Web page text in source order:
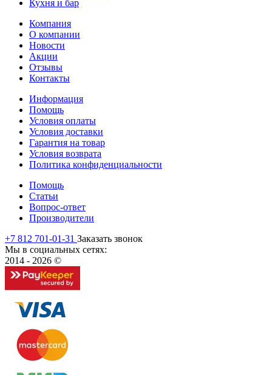
Кухня и бар
Компания
О компании
Новости
Акции
Отзывы
Контакты
Информация
Помощь
Условия оплаты
Условия доставки
Гарантия на товар
Условия возврата
Политика конфиденциальности
Помощь
Статьи
Вопрос-ответ
Производители
+7 812 701-01-31 Заказать звонок
Мы в социальных сетях:
2014 - 2026 ©